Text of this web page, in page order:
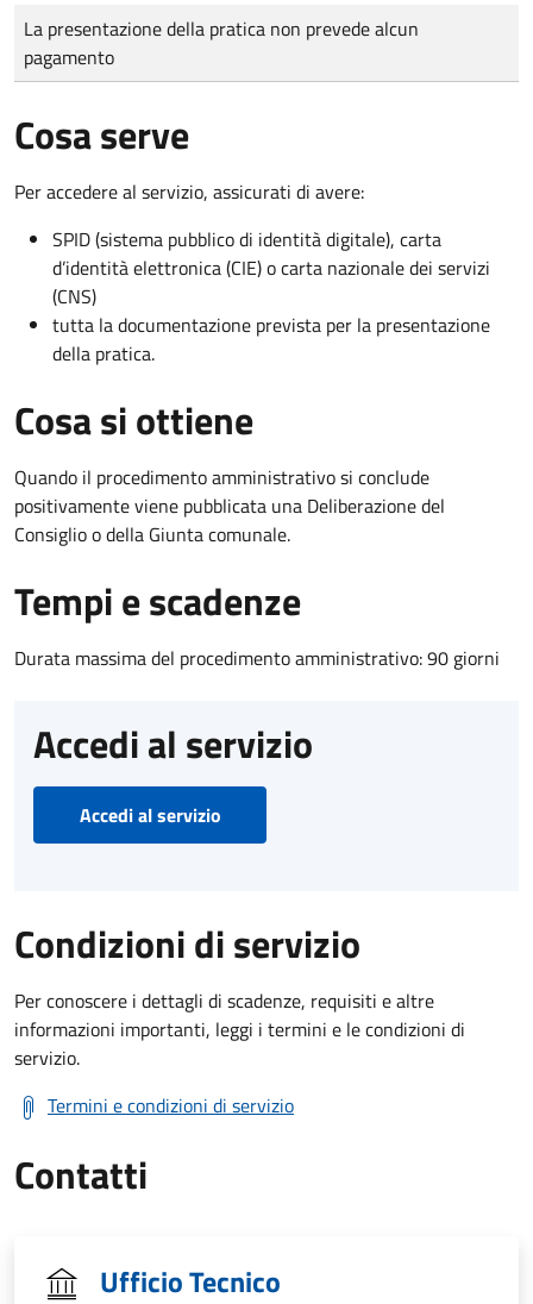
Tipo di pagamento
Importo
La presentazione della pratica non prevede alcun
pagamento
Cosa serve
Per accedere al servizio, assicurati di avere:
SPID (sistema pubblico di identità digitale), carta
d’identità elettronica (CIE) o carta nazionale dei servizi
(CNS)
tutta la documentazione prevista per la presentazione
della pratica.
Cosa si ottiene
Quando il procedimento amministrativo si conclude
positivamente viene pubblicata una Deliberazione del
Consiglio o della Giunta comunale.
Tempi e scadenze
Durata massima del procedimento amministrativo: 90 giorni
Accedi al servizio
Accedi al servizio
Condizioni di servizio
Per conoscere i dettagli di scadenze, requisiti e altre
informazioni importanti, leggi i termini e le condizioni di
servizio.
Termini e condizioni di servizio
Contatti
Ufficio Tecnico